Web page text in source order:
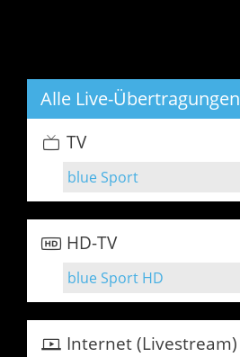
Alle Live-Übertragungen
TV
blue Sport
HD-TV
blue Sport HD
Internet (Livestream)